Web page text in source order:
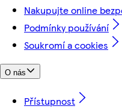
Nakupujte online
Podmínky používání
Soukromí a cookies
O nás
Přístupnost